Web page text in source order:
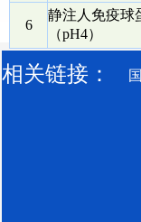
6
静注人免疫球
（pH4）
相关链接：